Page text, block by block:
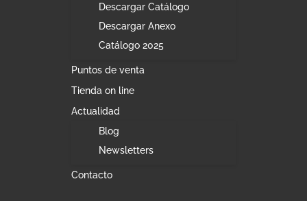
Descargar Catálogo
Descargar Anexo
Catálogo 2025
Puntos de venta
Tienda on line
Actualidad
Blog
Newsletters
Contacto